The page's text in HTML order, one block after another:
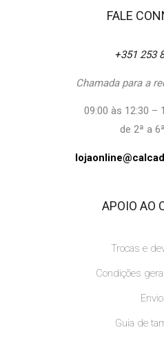
FALE
+351 253
Chamada para a
09:00 às 12:30 –
de 2ª a
APOIO AO
Trocas e
Condições
Guia de